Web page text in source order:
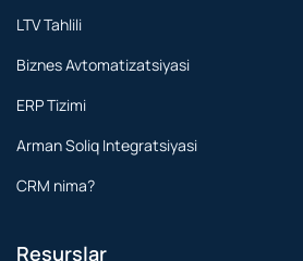
LTV Tahlili
Biznes Avtomatizatsiyasi
ERP Tizimi
Arman Soliq Integratsiyasi
CRM nima?
Resurslar